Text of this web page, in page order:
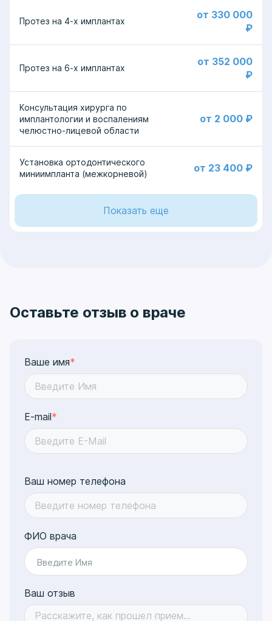
Протез на 4-х имплантах
от 330 000
₽
Протез на 6-х имплантах
от 352 000
₽
Консультация хирурга по
имплантологии и воспалениям
челюстно-лицевой области
от 2 000 ₽
Установка ортодонтического
миниимпланта (межкорневой)
от 23 400 ₽
Показать еще
Оставьте отзыв о враче
Ваше имя*
E-mail*
Ваш номер телефона
ФИО врача
Введите Имя
Ваш отзыв